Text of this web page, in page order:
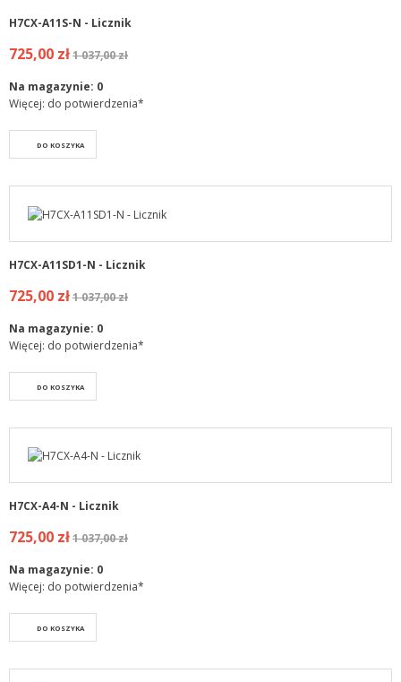
H7CX-A11S-N - Licznik
725,00 zł1 037,00 zł
Na magazynie: 0
Więcej: do potwierdzenia*
DO KOSZYKA
H7CX-A11SD1-N - Licznik
725,00 zł1 037,00 zł
Na magazynie: 0
Więcej: do potwierdzenia*
DO KOSZYKA
H7CX-A4-N - Licznik
725,00 zł1 037,00 zł
Na magazynie: 0
Więcej: do potwierdzenia*
DO KOSZYKA